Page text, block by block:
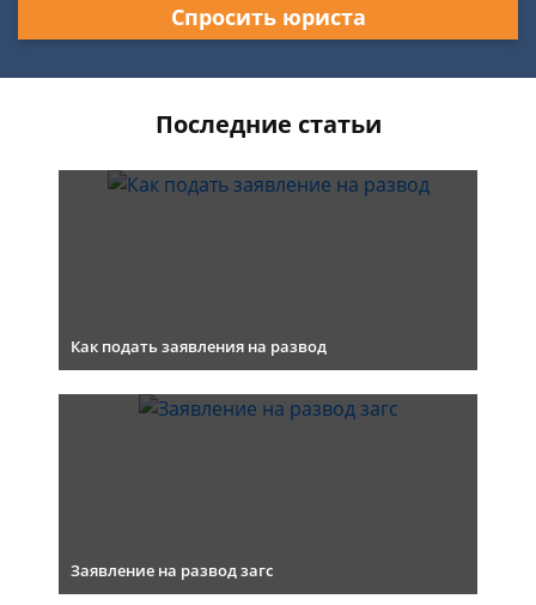
Спросить юриста
Последние статьи
Как подать заявления на развод
Заявление на развод загс